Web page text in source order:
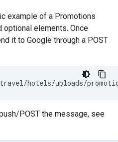
example of a Promotions
optional elements. Once
it to Google through a POST
travel/hotels/uploads/
POST the message, see